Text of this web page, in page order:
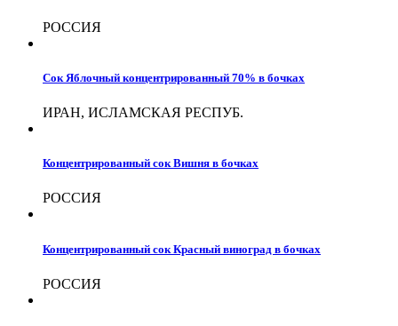
РОССИЯ
Сок Яблочный концентрированный 70% в бочках
ИРАН, ИСЛАМСКАЯ РЕСПУБ.
Концентрированный сок Вишня в бочках
РОССИЯ
Концентрированный сок Красный виноград в бочках
РОССИЯ